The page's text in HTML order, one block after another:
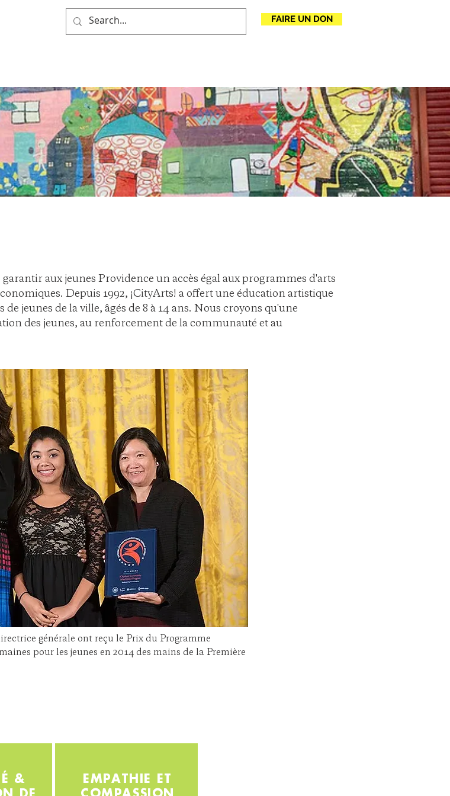
FAIRE UN DON
aux jeunes Providence un accès égal aux programmes d'arts
Depuis 1992, ¡CityArts! a offert une éducation artistique
jeunes de la ville, âgés de 8 à 14 ans. Nous croyons qu'une
des jeunes, au renforcement de la communauté et au
générale ont reçu le Prix du Programme
pour les jeunes en 2014 des mains de la Première
&
EMPATHIE ET